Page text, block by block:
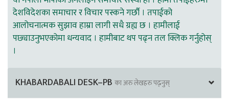
देशविदेशका समाचार र विचार पस्कने गर्छौ । तपाईको
आलोचनात्मक सुझाव हाम्रा लागी सधै ग्रह्य छ । हामीलाई
पछ्याउनुभएकोमा धन्यवाद । हामीबाट थप पढ्न तल क्लिक गर्नुहोस्
।
KHABARDABALI DESK–PB का अरु लेखहरु पढ्नुस्